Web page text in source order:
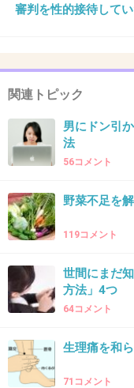
ｼｬﾄﾞｳ→ﾘｷｯﾄﾞﾗｲﾅｰ(
の適当な感じで
ら。ﾘｷｯﾄﾞの水分を
＆目尻の形を整える)
31. 匿名2013/05/06(月) 00:04:42
粘膜にライン入れる
らね!
32. 匿名2013/05/06(月) 00:31:59
落とすのが大変だけ
審判を性的接待して
合20人が対象で日本
関連トピック
男にドン引
法
56コメント
野菜不足を
119コメント
世間にまだ
方法」4つ
64コメント
生理痛を和
71コメント